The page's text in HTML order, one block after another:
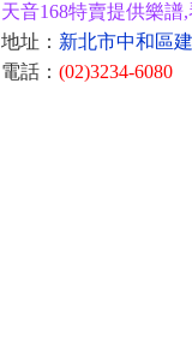
天音168特賣提供樂
地址： 新北市中和區
電話： (02)3234-6080